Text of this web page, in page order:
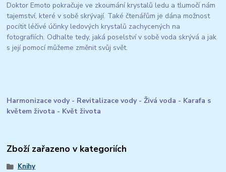
Doktor Emoto pokračuje ve zkoumání krystalů ledu a tlumočí nám
tajemství, které v sobě skrývají. Také čtenářům je dána možnost
pocítit léčivé účinky ledových krystalů zachycených na
fotografiích. Odhalte tedy, jaká poselství v sobě voda skrývá a jak
s její pomocí můžeme změnit svůj svět.
Harmonizace vody - Revitalizace vody - Živá voda - Karafa s
květem života - Květ života
Zboží zařazeno v kategoriích
Knihy